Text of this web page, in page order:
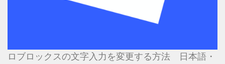
ロブロックスの文字入力を変更する方法 日本語・